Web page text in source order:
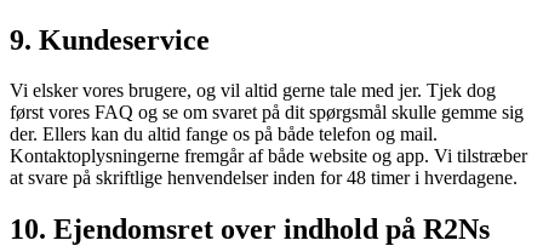
9. Kundeservice
Vi elsker vores brugere, og vil altid gerne tale med jer. Tjek dog
først vores FAQ og se om svaret på dit spørgsmål skulle gemme sig
der. Ellers kan du altid fange os på både telefon og mail.
Kontaktoplysningerne fremgår af både website og app. Vi tilstræber
at svare på skriftlige henvendelser inden for 48 timer i hverdagene.
10. Ejendomsret over indhold på R2Ns